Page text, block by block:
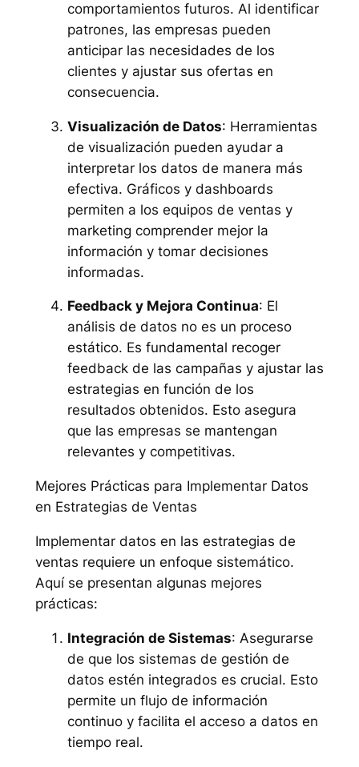
comportamientos futuros. Al identificar
patrones, las empresas pueden
anticipar las necesidades de los
clientes y ajustar sus ofertas en
consecuencia.
Visualización de Datos: Herramientas
de visualización pueden ayudar a
interpretar los datos de manera más
efectiva. Gráficos y dashboards
permiten a los equipos de ventas y
marketing comprender mejor la
información y tomar decisiones
informadas.
Feedback y Mejora Continua: El
análisis de datos no es un proceso
estático. Es fundamental recoger
feedback de las campañas y ajustar las
estrategias en función de los
resultados obtenidos. Esto asegura
que las empresas se mantengan
relevantes y competitivas.
Mejores Prácticas para Implementar Datos
en Estrategias de Ventas
Implementar datos en las estrategias de
ventas requiere un enfoque sistemático.
Aquí se presentan algunas mejores
prácticas:
Integración de Sistemas: Asegurarse
de que los sistemas de gestión de
datos estén integrados es crucial. Esto
permite un flujo de información
continuo y facilita el acceso a datos en
tiempo real.